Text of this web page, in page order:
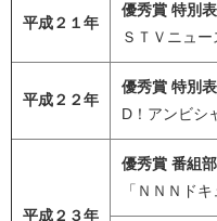
平成２１年
優秀賞 特別
ＳＴＶニュ
平成２２年
優秀賞 特別
D！アンビシ
平成２３年
優秀賞 番組
「ＮＮＮド